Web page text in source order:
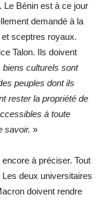
. Le Bénin est à ce jour
demandé à la
sceptres royaux.
Talon. Ils doivent
biens culturels sont
peuples dont ils
rester la propriété de
à toute
savoir. »
à préciser. Tout
deux universitaires
doivent rendre